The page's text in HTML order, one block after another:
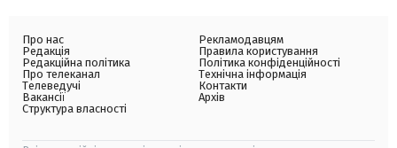
Про нас
Редакція
Редакційна політика
Про телеканал
Телеведучі
Вакансії
Структура власності
Рекламодавцям
Правила користування
Політика конфіденційності
Технічна інформація
Контакти
Архів